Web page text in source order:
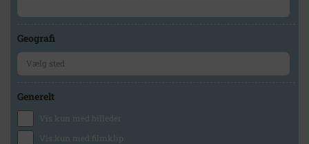
Geografi
Generelt
Vis kun med billeder
Vis kun med filmklip